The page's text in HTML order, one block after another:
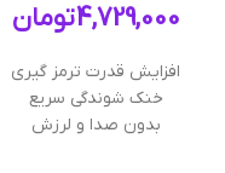
4,729,000تومان
افزایش قدرت ترمز گیری
خنک شوندگی سریع
بدون صدا و لرزش